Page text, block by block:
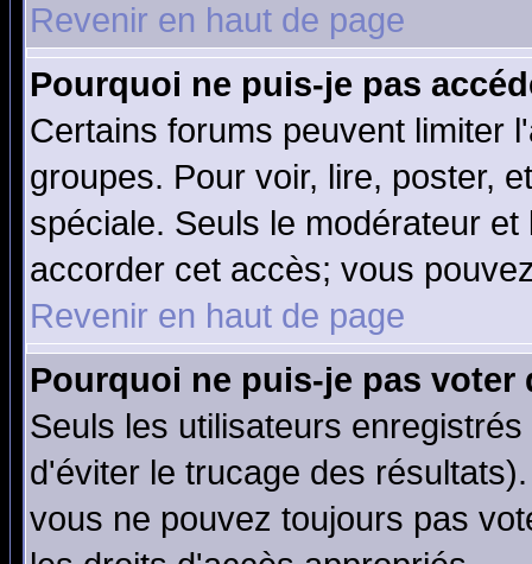
Revenir en haut de page
Pourquoi ne puis-je pas
Certains forums peuvent limiter
groupes. Pour voir, lire, poster,
spéciale. Seuls le modérateur
accorder cet accès; vous
Revenir en haut de page
Pourquoi ne puis-je pas voter
Seuls les utilisateurs
d'éviter le trucage des
vous ne pouvez toujours pas